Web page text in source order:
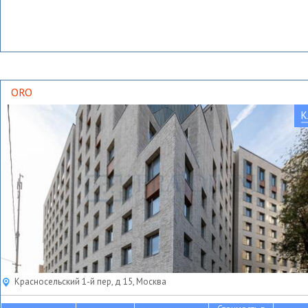
ORO
Красносельский 1-й пер, д 15, Москва